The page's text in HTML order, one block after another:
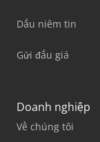
Dấu niêm tin
Gửi đấu giá
Doanh nghiệp
Về chúng tôi